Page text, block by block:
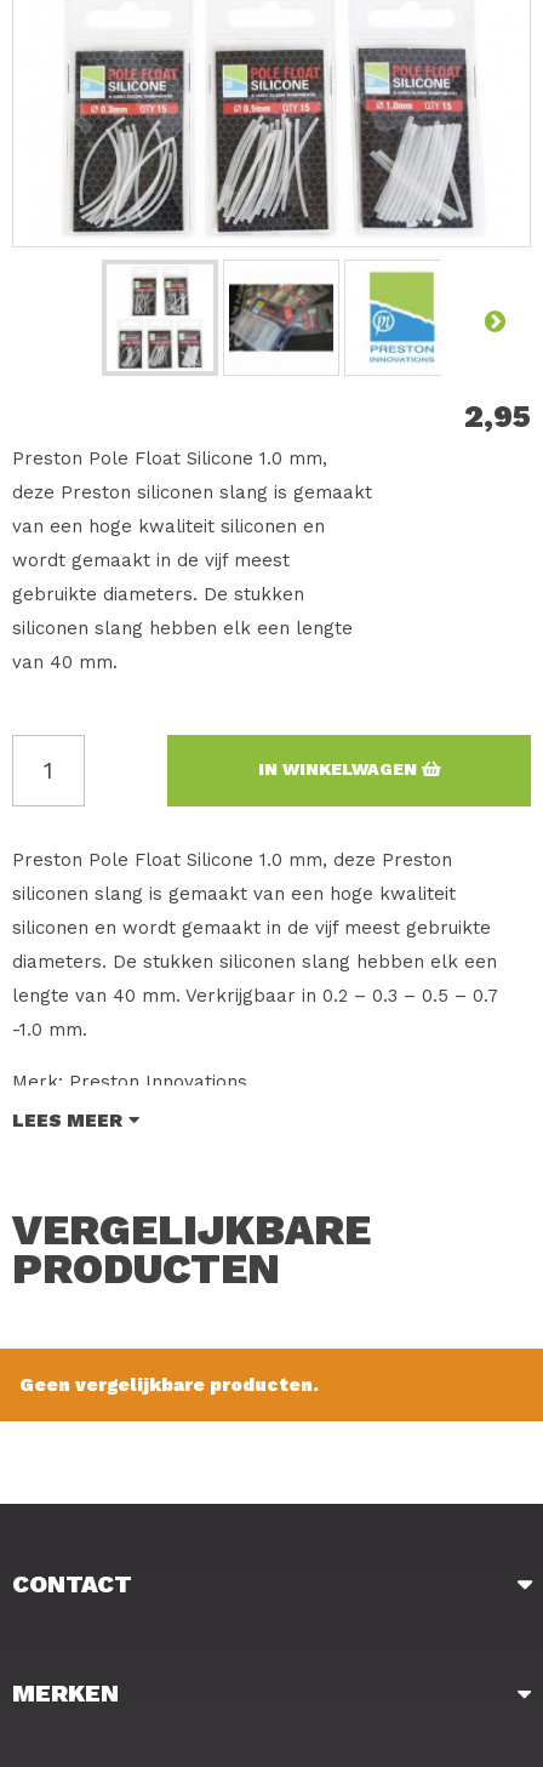
2,95
Preston Pole Float Silicone 1.0 mm,
deze Preston siliconen slang is gemaakt
van een hoge kwaliteit siliconen en
wordt gemaakt in de vijf meest
gebruikte diameters. De stukken
siliconen slang hebben elk een lengte
van 40 mm.
IN WINKELWAGEN
Preston Pole Float Silicone 1.0 mm, deze Preston
siliconen slang is gemaakt van een hoge kwaliteit
siliconen en wordt gemaakt in de vijf meest gebruikte
diameters. De stukken siliconen slang hebben elk een
lengte van 40 mm. Verkrijgbaar in 0.2 – 0.3 – 0.5 – 0.7
-1.0 mm.
Merk: Preston Innovations
Type: Pole Float Silicone
Verkoopprijs: € 2.95
LEES MEER
VERGELIJKBARE
PRODUCTEN
Geen vergelijkbare producten.
CONTACT
MERKEN